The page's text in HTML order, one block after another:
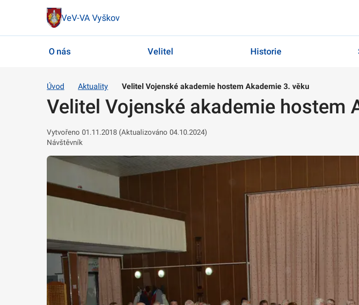
VeV-VA Vyškov
O nás Velitel Historie
Úvod Aktuality Velitel Vojenské akademie hostem Akademie 3. věku
Velitel Vojenské akademie hostem
Vytvořeno 01.11.2018 (Aktualizováno 04.10.2024)
Návštěvník